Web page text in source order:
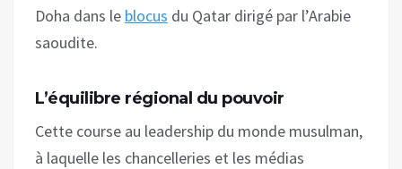
Doha dans le blocus du Qatar dirigé par l’Arabie
saoudite.
L’équilibre régional du pouvoir
Cette course au leadership du monde musulman,
à laquelle les chancelleries et les médias